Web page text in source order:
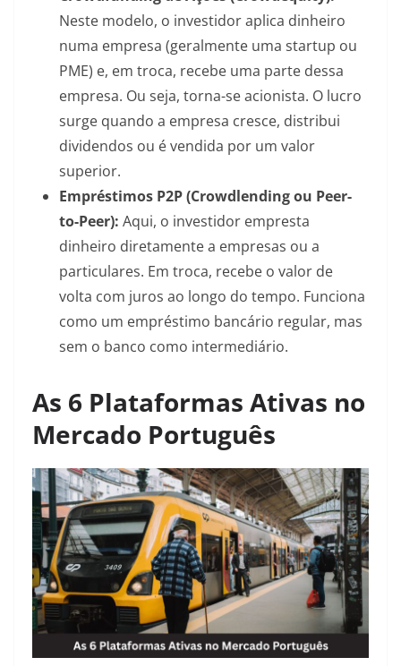
Neste modelo, o investidor aplica dinheiro
numa empresa (geralmente uma startup ou
PME) e, em troca, recebe uma parte dessa
empresa. Ou seja, torna-se acionista. O lucro
surge quando a empresa cresce, distribui
dividendos ou é vendida por um valor
superior.
Empréstimos P2P (Crowdlending ou Peer-
to-Peer): Aqui, o investidor empresta
dinheiro diretamente a empresas ou a
particulares. Em troca, recebe o valor de
volta com juros ao longo do tempo. Funciona
como um empréstimo bancário regular, mas
sem o banco como intermediário.
As 6 Plataformas Ativas no
Mercado Português